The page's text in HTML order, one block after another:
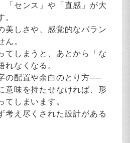
「センス」や「直感」が大
。
美しさや、感覚的なバラン
ん。
てしまうと、あとから「な
れなくなる。
の配置や余白のとり方──
意味を持たせなければ、形
てしまいます。
考え尽くされた設計がある